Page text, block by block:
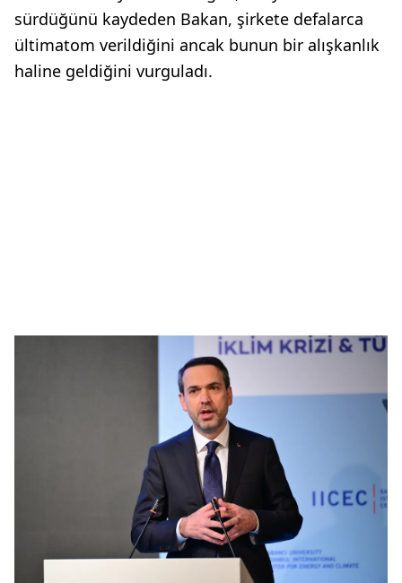
sürdüğünü kaydeden Bakan, şirkete defalarca
ültimatom verildiğini ancak bunun bir alışkanlık
haline geldiğini vurguladı.